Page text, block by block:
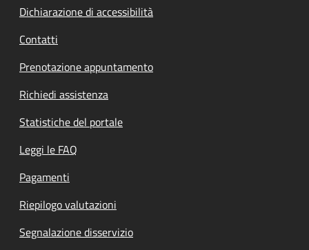
Dichiarazione di accessibilità
Contatti
Prenotazione appuntamento
Richiedi assistenza
Statistiche del portale
Leggi le FAQ
Pagamenti
Riepilogo valutazioni
Segnalazione disservizio